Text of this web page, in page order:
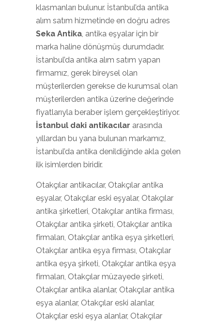
klasmanları bulunur. İstanbul’da antika
alım satım hizmetinde en doğru adres
Seka Antika, antika eşyalar için bir
marka haline dönüşmüş durumdadır.
İstanbul’da antika alım satım yapan
firmamız, gerek bireysel olan
müşterilerden gerekse de kurumsal olan
müşterilerden antika üzerine değerinde
fiyatlarıyla beraber işlem gerçekleştiriyor.
İstanbul daki antikacılar arasında
yıllardan bu yana bulunan markamız,
İstanbul’da antika denildiğinde akla gelen
ilk isimlerden biridir.
Otakçılar antikacılar, Otakçılar antika
eşyalar, Otakçılar eski eşyalar, Otakçılar
antika şirketleri, Otakçılar antika firması,
Otakçılar antika şirketi, Otakçılar antika
firmaları, Otakçılar antika eşya şirketleri,
Otakçılar antika eşya firması, Otakçılar
antika eşya şirketi, Otakçılar antika eşya
firmaları, Otakçılar müzayede şirketi,
Otakçılar antika alanlar, Otakçılar antika
eşya alanlar, Otakçılar eski alanlar,
Otakçılar eski eşya alanlar, Otakçılar